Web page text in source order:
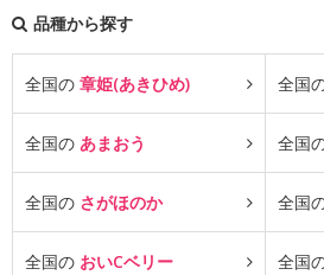
品種から探す
全国の 章姫(あきひめ) 全国
全国の あまおう 全国
全国の さがほのか 全国
全国の おいCベリー 全国